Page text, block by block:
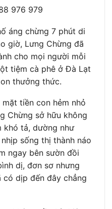
976 979
áng chừng 7 phút di
giờ, Lưng Chừng đã
cho mọi người mỗi
tiệm cà phê ở Đà Lạt
thưởng thức.
tiền con hẻm nhỏ
Chừng sở hữu không
khó tả, dường như
sống thị thành náo
ngay bên sườn đồi
dị, đơn sơ nhưng
có dịp đến đây chẳng